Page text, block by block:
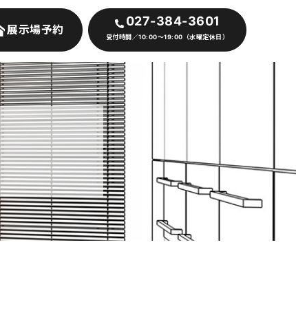
展示場予約
027-384-3601
受付時間／10:00～19:00（水曜定休日）